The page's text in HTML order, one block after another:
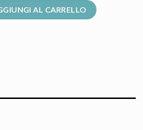
quantitàAL CARRELLO